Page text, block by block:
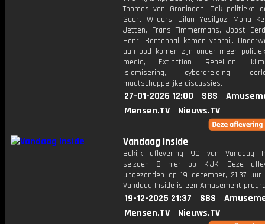
Thomas van Groningen. Ook politieke
Geert Wilders, Dilan Yesilgöz, Mona
Jetten, Frans Timmermans, Joost
Henri Bontenbal komen voorbij.
aan bod komen zijn onder meer
media, Extinction Rebellion,
islamisering, cyberdreiging,
maatschappelijke discussies.
27-01-2026 12:00 SBS
Mensen.TV
Nieuws.TV
Vandaag Inside
Bekijk aflevering 90 van Vandaag
seizoen 8 hier op KIJK. Deze
uitgezonden op 19 december, 21:37
Vandaag Inside is een Amusement
19-12-2025 21:37 SBS
Mensen.TV
Nieuws.TV